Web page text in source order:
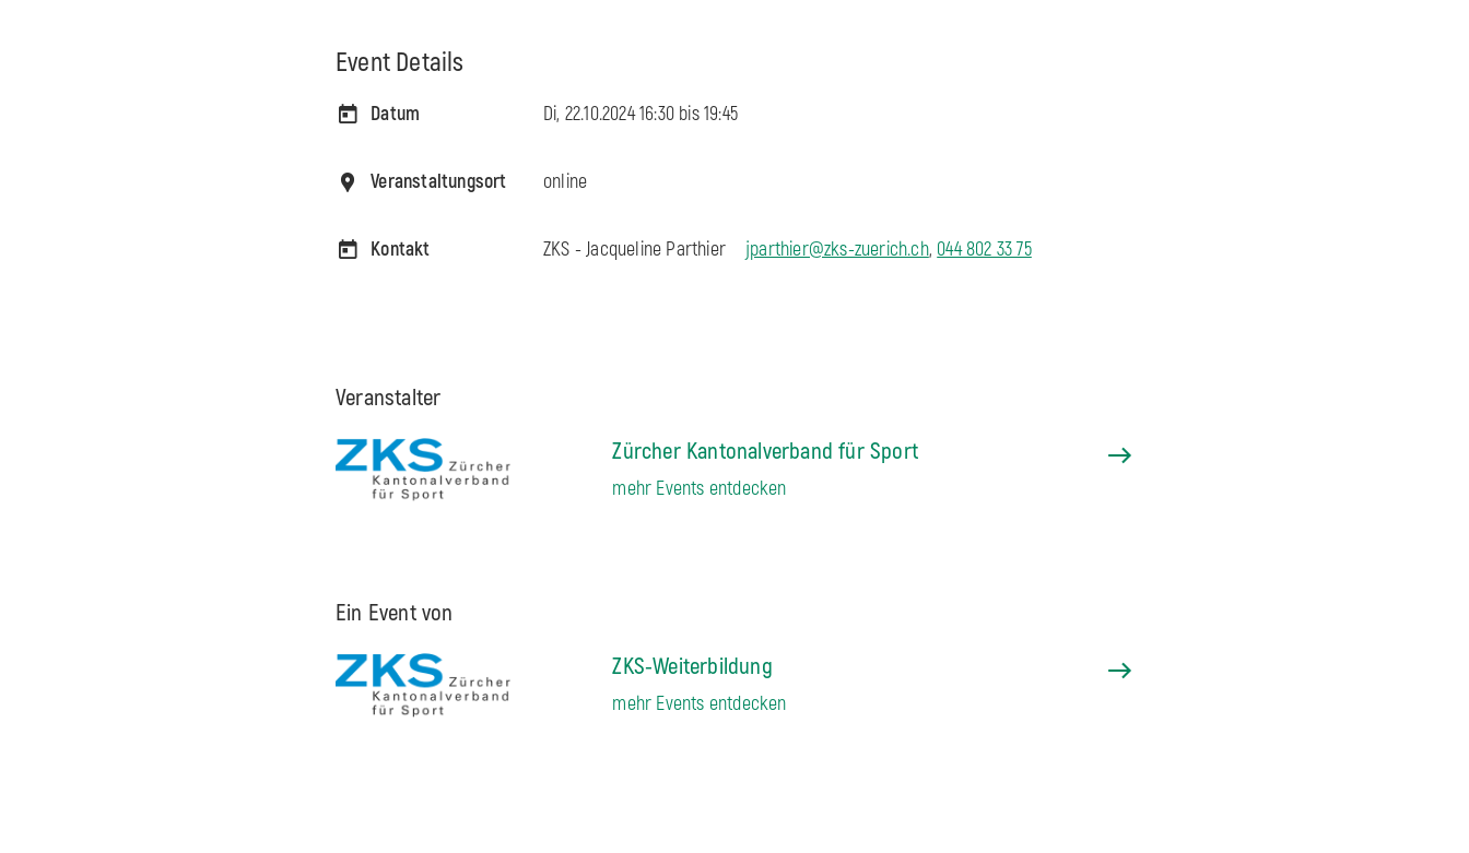
Event Details
Datum Di, 22.10.2024 16:30 bis19:45
Veranstaltungsort online
Kontakt ZKS - Jacqueline Parthier jparthier@zks-zuerich.ch, 044 802 33 75
Veranstalter
Zürcher Kantonalverband für Sport
mehr Events entdecken
Ein Event von
ZKS-Weiterbildung
mehr Events entdecken